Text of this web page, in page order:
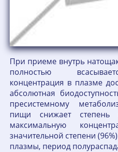
При приеме внутрь
полностью
концентрация в плазме
абсолютная
пресистемному
пищи снижает степень
максимальную
значительной степени
плазмы, период